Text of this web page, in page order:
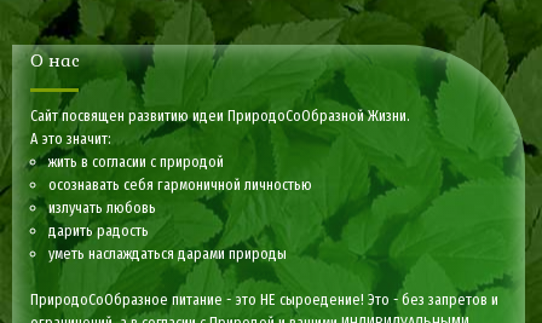
О нас
Сайт посвящен развитию идеи ПриродоСоОбразной Жизни.
А это значит:
жить в согласии с природой
осознавать себя гармоничной личностью
излучать любовь
дарить радость
уметь наслаждаться дарами природы
ПриродоСоОбразное питание - это НЕ сыроедение! Это - без запретов и